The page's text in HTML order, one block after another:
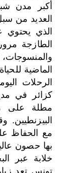
أكبر مدن
العديد من
الذي يحتوي
الطازجة
الماضية
الرحلات
كزائر في
مطلة على
البيزنطيين.
مع الحفاظ
بها حصون
خلابة عبر
تونس تعد